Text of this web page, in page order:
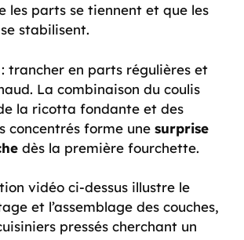
les parts se tiennent et que les
stabilisent.
trancher en parts régulières et
La combinaison du coulis
la ricotta fondante et des
concentrés forme une surprise
dès la première fourchette.
vidéo ci-dessus illustre le
et l’assemblage des couches,
pressés cherchant un